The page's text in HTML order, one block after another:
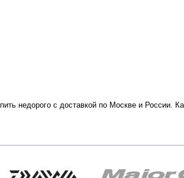
недорого с доставкой по Москве и России.